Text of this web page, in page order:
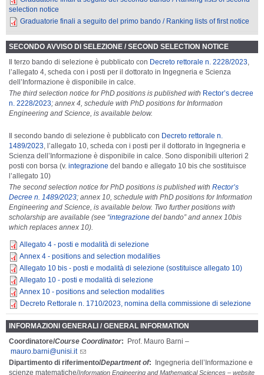
selection notice
Graduatorie finali a seguito del primo bando / Ranking lists of first notice
SECONDO AVVISO DI SELEZIONE / SECOND SELECTION NOTICE
Il terzo bando di selezione è pubblicato con Decreto rettorale n. 2228/2023
l’allegato 4, scheda con i posti per il dottorato in Ingegneria e Scienza
dell’Informazione è disponibile in calce.
The third selection notice for PhD positions is published with Rector’s decree
n. 2228/2023; annex 4, schedule with PhD positions for Information
Engineering and Science, is available below.
Il secondo bando di selezione è pubblicato con Decreto rettorale n.
1489/2023 , l’allegato 10, scheda con i posti per il dottorato in Ingegneria e
Scienza dell’Informazione è disponibile in calce. Sono disponibili ulteriori 2
posti con borsa (v. integrazione del bando e allegato 10 bis che sostituisce
l’allegato 10)
The second selection notice for PhD positions is published with Rector’s
Decree n. 1489/2023; annex 10, schedule with PhD positions for Information
Engineering and Science, is available below. Two further positions with
scholarship are available (see “integrazione del bando” and annex 10bis
which replaces annex 10).
Allegato 4 - posti e modalità di selezione
Annex 4 - positions and selection modalities
Allegato 10 bis - posti e modalità di selezione (sostituisce allegato 10)
Allegato 10 - posti e modalità di selezione
Annex 10 - positions and selection modalities
Decreto Rettorale n. 1710/2023, nomina della commissione di selezione
INFORMAZIONI GENERALI / GENERAL INFORMATION
Coordinatore/Course Coordinator: Prof. Mauro Barni –
mauro.barni@unisi.it
Dipartimento di riferimento/Department of: Ingegneria dell’Informazione e
scienze matematiche/Information Engineering and Mathematical Sciences – website